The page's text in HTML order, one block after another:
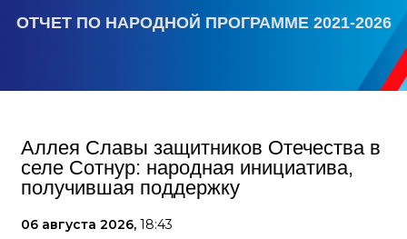
ОТЧЕТ ПО НАРОДНОЙ ПРОГРАММЕ 2021-2026
Аллея Славы защитников Отечества в
селе Сотнур: народная инициатива,
получившая поддержку
06 августа 2026, 18:43